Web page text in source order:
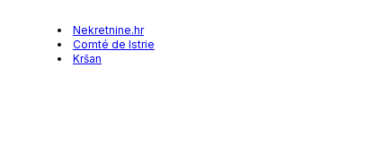
Nekretnine.hr
Comté de Istrie
Kršan